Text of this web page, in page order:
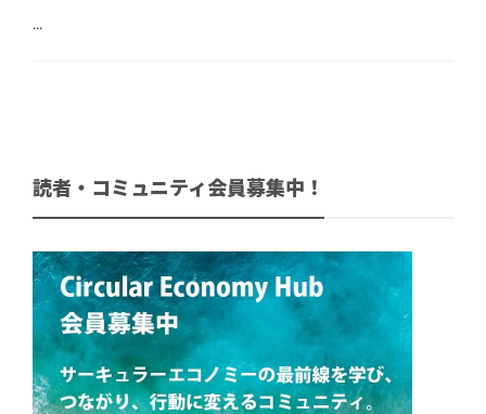
...
読者・コミュニティ会員募集中！